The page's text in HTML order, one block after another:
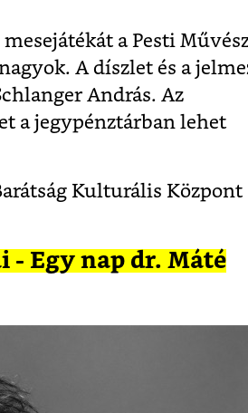
a Pesti
A díszlet és a
András. Az
a jegypénztárban lehet
Kulturális Központ
- Egy nap dr. Máté